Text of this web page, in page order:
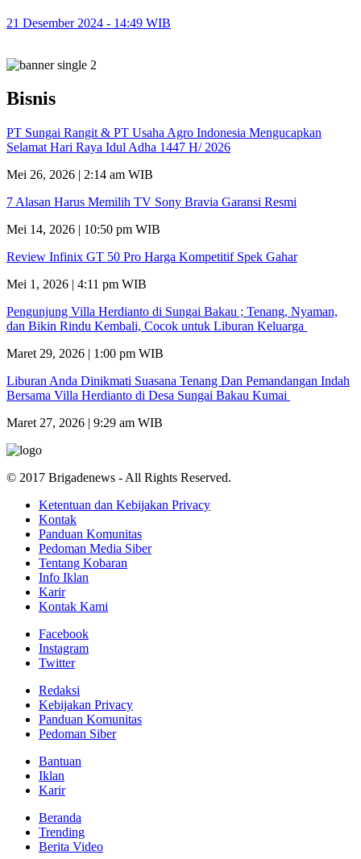
21 Desember 2024 - 14:49 WIB
Bisnis
PT Sungai Rangit & PT Usaha Agro Indonesia Mengucapkan
Selamat Hari Raya Idul Adha 1447 H/ 2026
Mei 26, 2026 | 2:14 am WIB
7 Alasan Harus Memilih TV Sony Bravia Garansi Resmi
Mei 14, 2026 | 10:50 pm WIB
Review Infinix GT 50 Pro Harga Kompetitif Spek Gahar
Mei 1, 2026 | 4:11 pm WIB
Pengunjung Villa Herdianto di Sungai Bakau ; Tenang, Nyaman,
dan Bikin Rindu Kembali, Cocok untuk Liburan Keluarga
Maret 29, 2026 | 1:00 pm WIB
Liburan Anda Dinikmati Suasana Tenang Dan Pemandangan Indah
Bersama Villa Herdianto di Desa Sungai Bakau Kumai
Maret 27, 2026 | 9:29 am WIB
© 2017 Brigadenews - All Rights Reserved.
Ketentuan dan Kebijakan Privacy
Kontak
Panduan Komunitas
Pedoman Media Siber
Tentang Kobaran
Info Iklan
Karir
Kontak Kami
Facebook
Instagram
Twitter
Redaksi
Kebijakan Privacy
Panduan Komunitas
Pedoman Siber
Bantuan
Iklan
Karir
Beranda
Trending
Berita Video